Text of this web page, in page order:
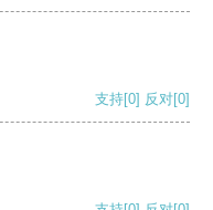
支持[0] 反对[0]